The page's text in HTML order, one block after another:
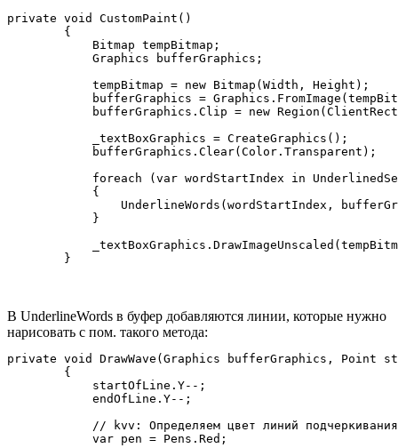
private void CustomPaint()
        {
            Bitmap tempBitmap;
            Graphics bufferGraphics;
            tempBitmap = new Bitmap(Width, Height);
bufferGraphics =
bufferGraphics.Clip = new
            _textBoxGraphics = CreateGraphics();
            bufferGraphics.Clear(Color.Transparent);
foreach (var wordStartIndex in
            {
UnderlineWords(wordStartIndex,
            }
        }
В UnderlineWords в буфер добавляются линии, которые нужно
нарисовать с пом. такого метода:
private void DrawWave(Graphics bufferGraphics, Point
        {
            startOfLine.Y--;
            endOfLine.Y--;
// kvv: Определяем цвет линий
            var pen = Pens.Red;